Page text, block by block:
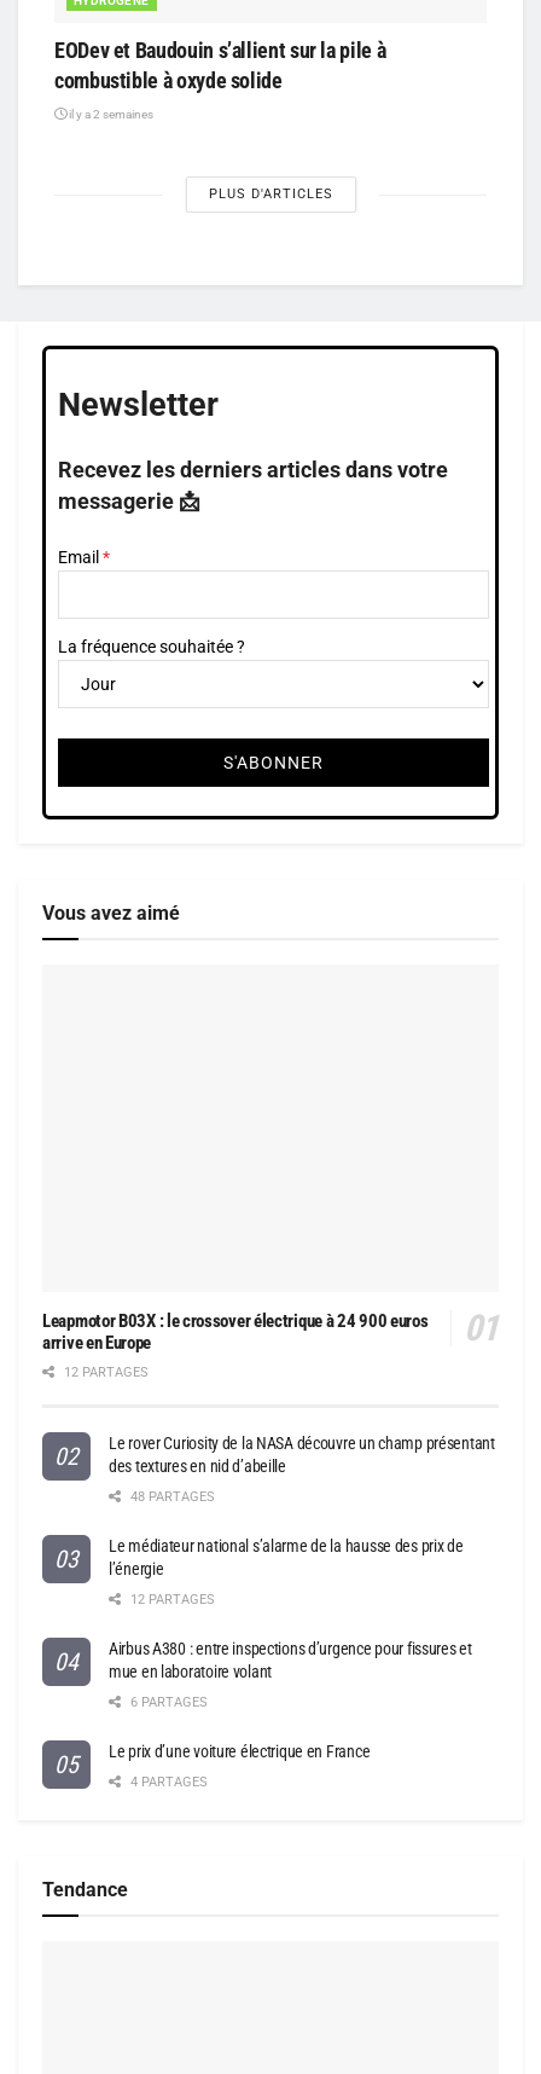
EODev et Baudouin s’allient sur la pile à
combustible à oxyde solide
il y a 2 semaines
PLUS D'ARTICLES
Newsletter
Recevez les derniers articles dans votre
messagerie 📩
Email
La fréquence souhaitée ?
Vous avez aimé
Leapmotor B03X : le crossover électrique à 24 900 euros
arrive en Europe
12 PARTAGES
Le rover Curiosity de la NASA découvre un champ présentant
des textures en nid d’abeille
48 PARTAGES
Le médiateur national s’alarme de la hausse des prix de
l’énergie
12 PARTAGES
Airbus A380 : entre inspections d’urgence pour fissures et
mue en laboratoire volant
6 PARTAGES
Le prix d’une voiture électrique en France
4 PARTAGES
Tendance